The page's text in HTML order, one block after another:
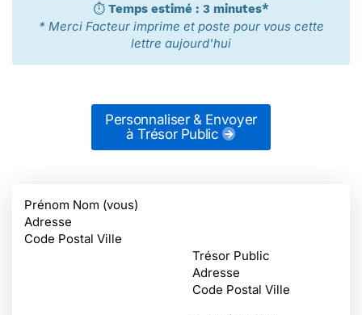
⏱️ Temps estimé : 3 minutes*
* Merci Facteur imprime et poste pour vous cette
lettre aujourd'hui
Personnaliser & Envoyer
à Trésor Public
Prénom Nom (vous)
Adresse
Code Postal Ville
Trésor Public
Adresse
Code Postal Ville